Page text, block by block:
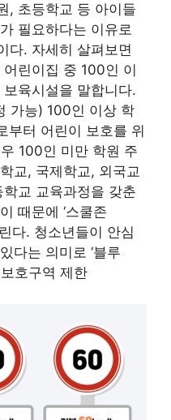
, 초등학교 등 아이들
필요하다는 이유로
다. 자세히 살펴보면
린이집 중 100인 이
육시설을 말합니다.
가능) 100인 이상 학
부터 어린이 보호를 위
100인 미만 학원 주
교, 국제학교, 외국교
교 교육과정을 갖춘
때문에 ‘스쿨존
다. 청소년들이 안심
다는 의미로 ‘블루
호구역 제한